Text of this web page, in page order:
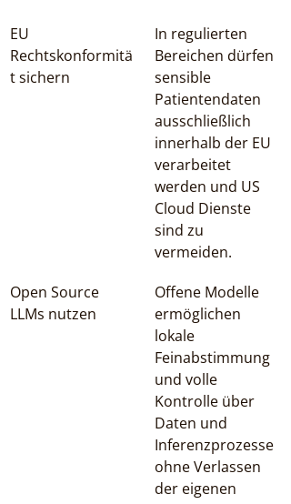
EU
Rechtskonformitä
t sichern
In regulierten
Bereichen dürfen
sensible
Patientendaten
ausschließlich
innerhalb der EU
verarbeitet
werden und US
Cloud Dienste
sind zu
vermeiden.
Open Source
LLMs nutzen
Offene Modelle
ermöglichen
lokale
Feinabstimmung
und volle
Kontrolle über
Daten und
Inferenzprozesse
ohne Verlassen
der eigenen